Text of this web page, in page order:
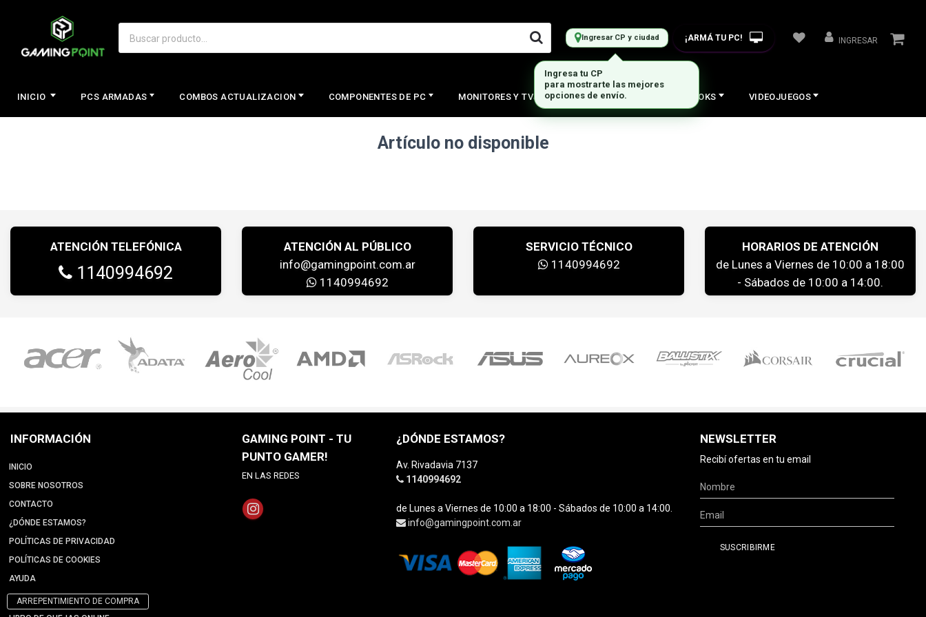
Ingresar CP y ciudad ¡ARMÁ TU PC! INGRESAR
INICIO PCS ARMADAS COMBOS ACTUALIZACION COMPONENTES DE PC MONITORES Y TVS PERIFERICOS NOTEBOOKS VIDEOJUEGOS
Artículo no disponible
ATENCIÓN TELEFÓNICA
1140994692
ATENCIÓN AL PÚBLICO
info@gamingpoint.com.ar
1140994692
SERVICIO TÉCNICO
1140994692
HORARIOS DE ATENCIÓN
de Lunes a Viernes de 10:00 a 18:00
- Sábados de 10:00 a 14:00.
INFORMACIÓN
INICIO
SOBRE NOSOTROS
CONTACTO
¿DÓNDE ESTAMOS?
POLÍTICAS DE PRIVACIDAD
POLÍTICAS DE COOKIES
AYUDA
ARREPENTIMIENTO DE COMPRA
GAMING POINT - TU
PUNTO GAMER!
EN LAS REDES
¿DÓNDE ESTAMOS?
Av. Rivadavia 7137
1140994692
de Lunes a Viernes de 10:00 a 18:00 - Sábados de 10:00 a 14:00.
info@gamingpoint.com.ar
NEWSLETTER
Recibí ofertas en tu email
Ingresa tu CP
para mostrarte las mejores
opciones de envío.